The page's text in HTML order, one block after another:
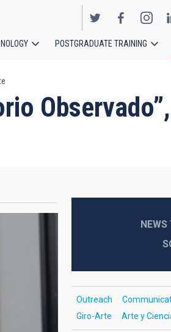
POSTGRADUATE TRAINING
NEWS
Outreach
Giro-Arte
Arte y